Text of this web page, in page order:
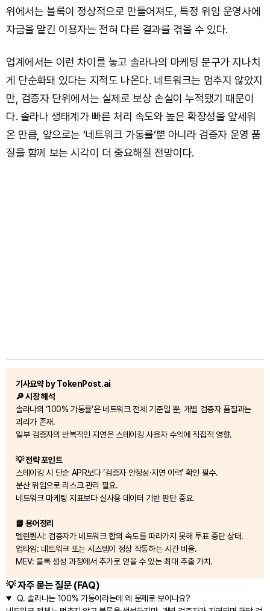
위에서는 블록이 정상적으로 만들어져도, 특정 위임 운영사에
자금을 맡긴 이용자는 전혀 다른 결과를 겪을 수 있다.
업계에서는 이런 차이를 놓고 솔라나의 마케팅 문구가 지나치
게 단순화돼 있다는 지적도 나온다. 네트워크는 멈추지 않았지
만, 검증자 단위에서는 실제로 보상 손실이 누적됐기 때문이
다. 솔라나 생태계가 빠른 처리 속도와 높은 확장성을 앞세워
온 만큼, 앞으로는 ‘네트워크 가동률’뿐 아니라 검증자 운영 품
질을 함께 보는 시각이 더 중요해질 전망이다.
기사요약 by TokenPost.ai
🔎 시장 해석
솔라나의 ‘100% 가동률’은 네트워크 전체 기준일 뿐, 개별 검증자 품질과는
괴리가 존재.
일부 검증자의 반복적인 지연은 스테이킹 사용자 수익에 직접적 영향.
💡 전략 포인트
스테이킹 시 단순 APR보다 ‘검증자 안정성·지연 이력’ 확인 필수.
분산 위임으로 리스크 관리 필요.
네트워크 마케팅 지표보다 실사용 데이터 기반 판단 중요.
📘 용어정리
델린퀀시: 검증자가 네트워크 합의 속도를 따라가지 못해 투표 중단 상태.
업타임: 네트워크 또는 시스템이 정상 작동하는 시간 비율.
MEV: 블록 생성 과정에서 추가로 얻을 수 있는 최대 추출 가치.
💡 자주 묻는 질문 (FAQ)
Q. 솔라나는 100% 가동이라는데 왜 문제로 보이나요?